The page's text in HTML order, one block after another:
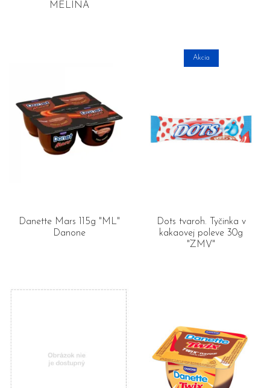
MELINA
Danette Mars 115g "ML"
Danone
Akcia
Dots tvaroh. Tyčinka v
kakaovej poleve 30g
"ZMV"